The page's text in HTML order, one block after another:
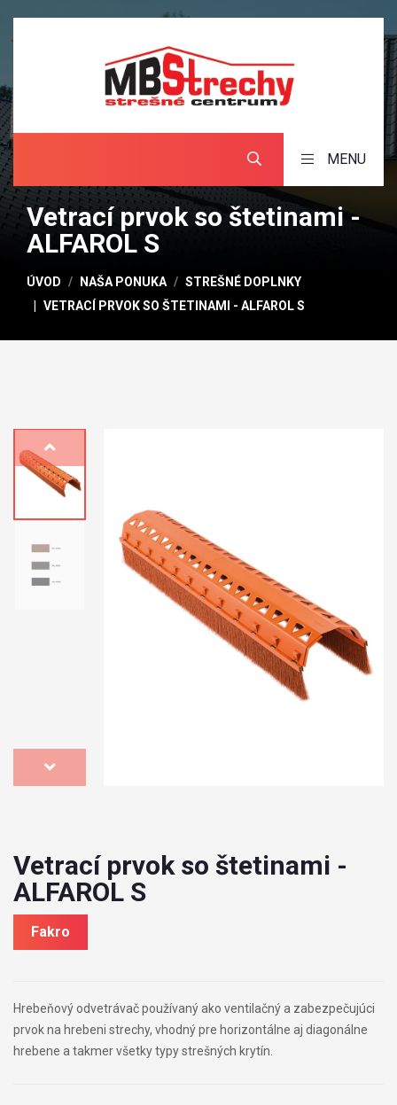
MENU
Vetrací prvok so štetinami -
ALFAROL S
ÚVOD NAŠA PONUKA
STREŠNÉ DOPLNKY
VETRACÍ PRVOK SO ŠTETINAMI - ALFAROL S
Vetrací prvok so štetinami -
ALFAROL S
Fakro
Hrebeňový odvetrávač používaný ako ventilačný a zabezpečujúci
prvok na hrebeni strechy, vhodný pre horizontálne aj diagonálne
hrebene a takmer všetky typy strešných krytín.